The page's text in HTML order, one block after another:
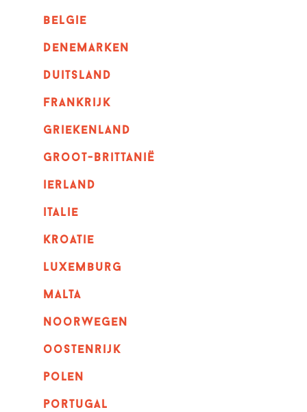
belgie
denemarken
duitsland
frankrijk
griekenland
Groot-Brittanië
ierland
italie
kroatie
luxemburg
malta
noorwegen
oostenrijk
polen
portugal